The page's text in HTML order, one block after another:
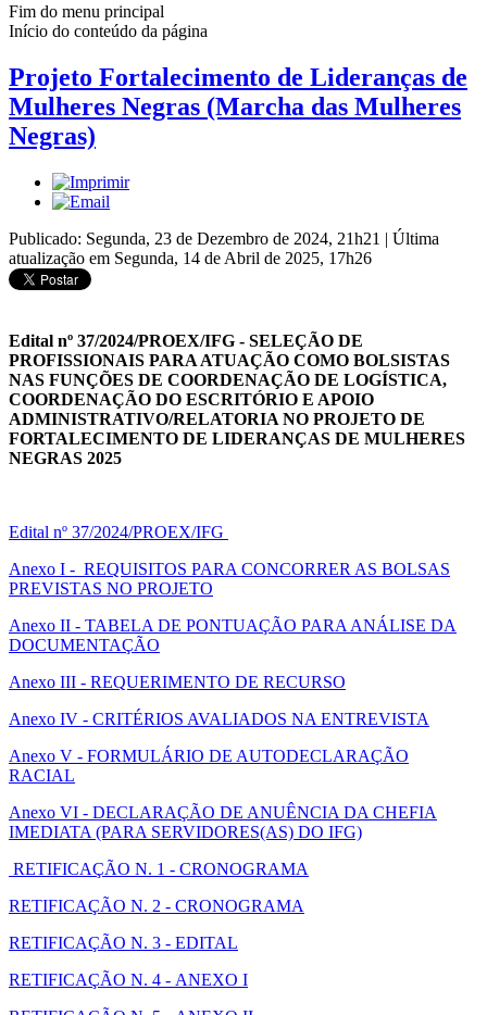
Fim do menu principal
Início do conteúdo da página
Projeto Fortalecimento de Lideranças de
Mulheres Negras (Marcha das Mulheres
Negras)
Publicado: Segunda, 23 de Dezembro de 2024, 21h21 | Última
atualização em Segunda, 14 de Abril de 2025, 17h26
Edital nº 37/2024/PROEX/IFG - SELEÇÃO DE
PROFISSIONAIS PARA ATUAÇÃO COMO BOLSISTAS
NAS FUNÇÕES DE COORDENAÇÃO DE LOGÍSTICA,
COORDENAÇÃO DO ESCRITÓRIO E APOIO
ADMINISTRATIVO/RELATORIA NO PROJETO DE
FORTALECIMENTO DE LIDERANÇAS DE MULHERES
NEGRAS 2025
Edital nº 37/2024/PROEX/IFG
Anexo I - REQUISITOS PARA CONCORRER AS BOLSAS
PREVISTAS NO PROJETO
Anexo II - TABELA DE PONTUAÇÃO PARA ANÁLISE DA
DOCUMENTAÇÃO
Anexo III - REQUERIMENTO DE RECURSO
Anexo IV - CRITÉRIOS AVALIADOS NA ENTREVISTA
Anexo V - FORMULÁRIO DE AUTODECLARAÇÃO
RACIAL
Anexo VI - DECLARAÇÃO DE ANUÊNCIA DA CHEFIA
IMEDIATA (PARA SERVIDORES(AS) DO IFG)
RETIFICAÇÃO N. 1 - CRONOGRAMA
RETIFICAÇÃO N. 2 - CRONOGRAMA
RETIFICAÇÃO N. 3 - EDITAL
RETIFICAÇÃO N. 4 - ANEXO I